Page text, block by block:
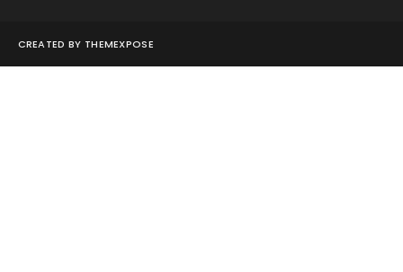
CREATED BY THEMEXPOSE